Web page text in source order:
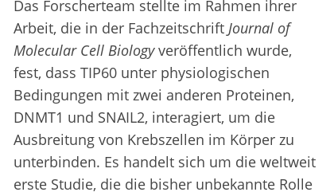
Das Forscherteam stellte im Rahmen ihrer
Arbeit, die in der Fachzeitschrift Journal of
Molecular Cell Biologyveröffentlich wurde,
fest, dass TIP60 unter physiologischen
Bedingungen mit zwei anderen Proteinen,
DNMT1 und SNAIL2, interagiert, um die
Ausbreitung von Krebszellen im Körper zu
unterbinden. Es handelt sich um die weltweit
erste Studie, die die bisher unbekannte Rolle